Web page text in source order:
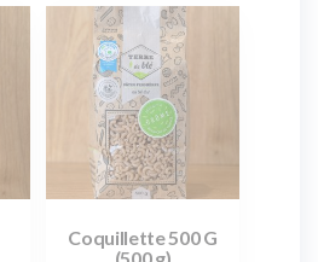
Coquillette 500 G